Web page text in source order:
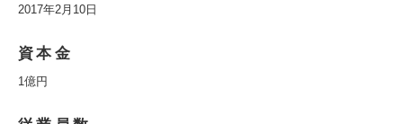
2017年2月10日
資本金
1億円